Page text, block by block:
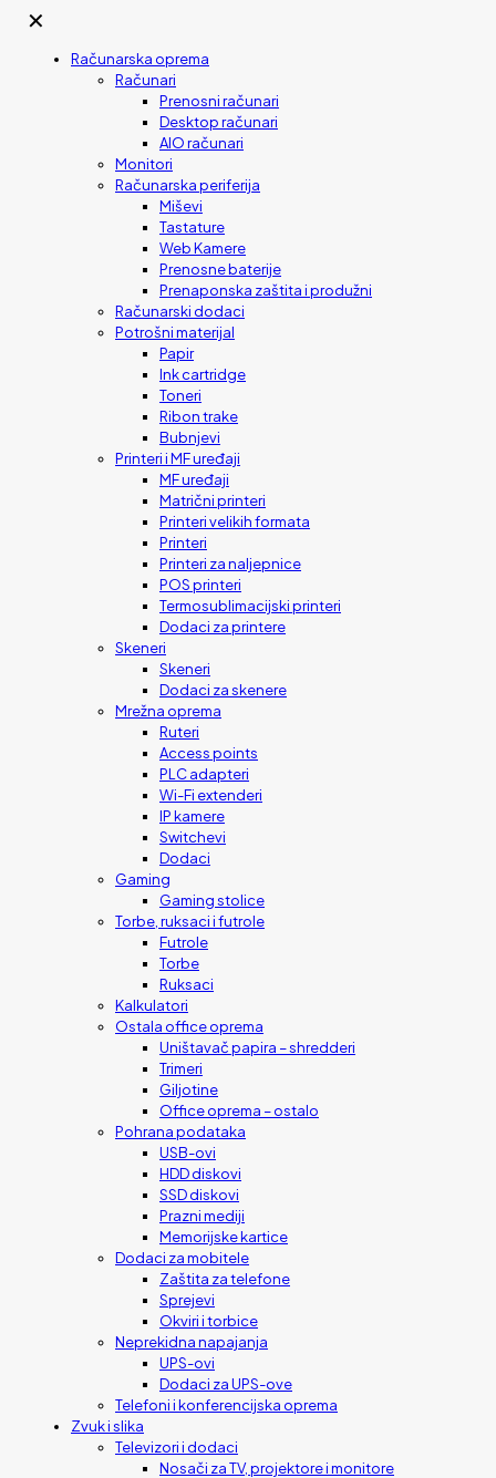
✕
Računarska oprema
Računari
Prenosni računari
Desktop računari
AIO računari
Monitori
Računarska periferija
Miševi
Tastature
Web Kamere
Prenosne baterije
Prenaponska zaštita i produžni
Računarski dodaci
Potrošni materijal
Papir
Ink cartridge
Toneri
Ribon trake
Bubnjevi
Printeri i MF uređaji
MF uređaji
Matrični printeri
Printeri velikih formata
Printeri
Printeri za naljepnice
POS printeri
Termosublimacijski printeri
Dodaci za printere
Skeneri
Skeneri
Dodaci za skenere
Mrežna oprema
Ruteri
Access points
PLC adapteri
Wi-Fi extenderi
IP kamere
Switchevi
Dodaci
Gaming
Gaming stolice
Torbe, ruksaci i futrole
Futrole
Torbe
Ruksaci
Kalkulatori
Ostala office oprema
Uništavač papira – shredderi
Trimeri
Giljotine
Office oprema – ostalo
Pohrana podataka
USB-ovi
HDD diskovi
SSD diskovi
Prazni mediji
Memorijske kartice
Dodaci za mobitele
Zaštita za telefone
Sprejevi
Okviri i torbice
Neprekidna napajanja
UPS-ovi
Dodaci za UPS-ove
Telefoni i konferencijska oprema
Zvuk i slika
Televizori i dodaci
Nosači za TV, projektore i monitore